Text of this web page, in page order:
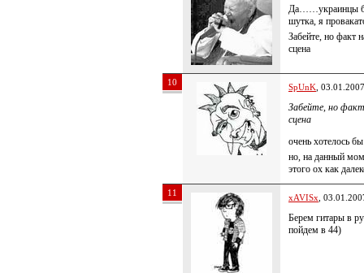
Да……украинцы
шутка, я
Забейте, но факт
сцена
10 SpUnK ,
Забейте, но факт
сцена
очень хотелось
но, на данный
этого ох как
11 xAVISx ,
Берем гитары в
пойдем в 44)